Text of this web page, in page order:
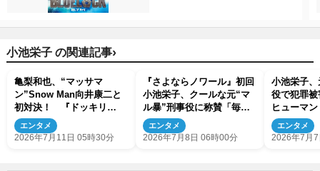
小池栄子 の関連記事›
亀梨和也、“マッサマ
ン”Snow Man向井康二と
初対決！ 『ドッキリ
GP』今夜放送
エンタメ
2026年7月11日 05時30分
『さよならノワール』初回
小池栄子、クールな元“マ
ル暴”刑事役に称賛「毎秒
メロい」豪華共演陣にも反
響「一癖も二癖もある」
エンタメ
2026年7月8日 06時00分
小池栄子
役で犯罪
ヒューマ
らノワー
エンタメ
2026年7月